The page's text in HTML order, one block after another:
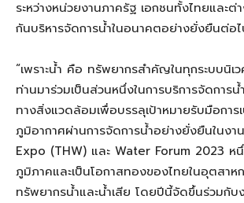
ระหว่างหน่วยงานภาครัฐ เอกชนทั้งไทยและต่
กันบริหารจัดการน้ำในอนาคตอย่างยั่งยืนต่อไ
“เพราะน้ำ คือ ทรัพยากรสำคัญในทุกระบบนิเ
ท่านมาร่วมเป็นส่วนหนึ่งในการบริการจัดการ
ทางสิ่งแวดล้อมเพื่อบรรลุเป้าหมายรับมือกา
ภูมิอากาศผ่านการจัดการน้ำอย่างยั่งยืนในง
Expo (THW) และ Water Forum 2023 ห
ภูมิภาคและเป็นโอกาสทองของไทยในอุตสาห
ทรัพยากรน้ำและน้ำเสีย โดยปีนี้จัดขึ้นร่วมกับ